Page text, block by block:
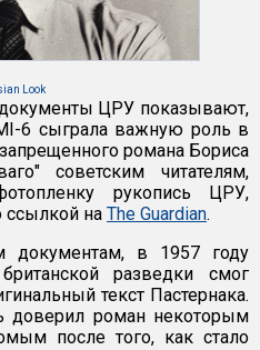
Look
ЦРУ показывают,
6 сыграла важную роль в
романа Бориса
советским читателям,
рукопись ЦРУ,
ссылкой на The Guardian.
документам, в 1957 году
разведки смог
текст Пастернака.
доверил роман некоторым
после того, как стало